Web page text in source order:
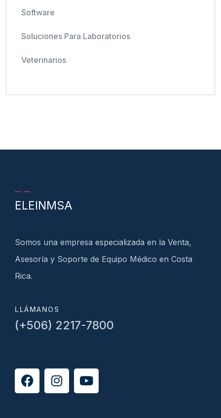
Software
Soluciones Para Laboratorios
Veterinarios
ELEINMSA
Somos una empresa especializada en la Venta,
Asesoría y Soporte de Equipo Médico en Costa
Rica.
LLÁMANOS
(+506) 2217-7800